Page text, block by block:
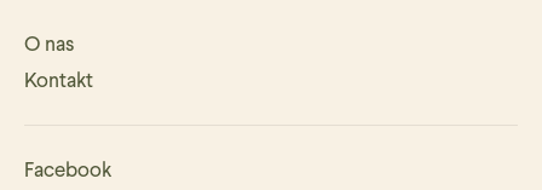
O nas
Kontakt
Facebook